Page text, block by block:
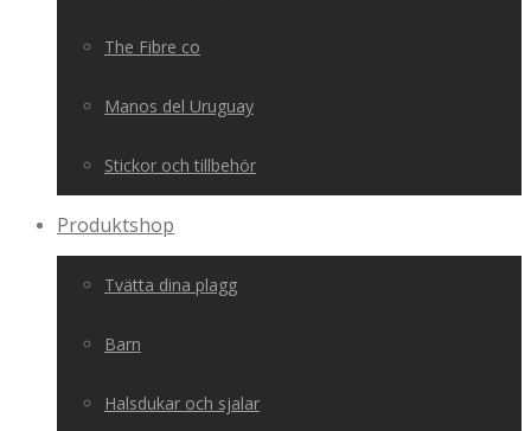
The Fibre co
Manos del Uruguay
Stickor och tillbehör
Produktshop
Tvätta dina plagg
Barn
Halsdukar och sjalar